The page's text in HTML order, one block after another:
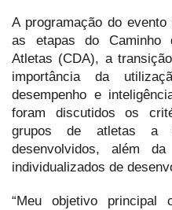
A programação do
as etapas do Caminho
Atletas (CDA), a
importância da
desempenho e
foram discutidos os
grupos de atletas a
desenvolvidos, além
individualizados de
“Meu objetivo principal